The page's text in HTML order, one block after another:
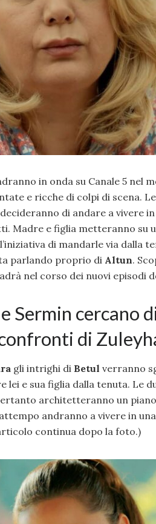
in onda su Canale 5 nel
e ricche di colpi di scena.
decideranno di andare a vivere
Madre e figlia metteranno su
di mandarle via dalla
parlando proprio di Altun.
nel corso dei nuovi episodi
Sermin cercano
di
gli intrighi di Betul verranno
lei e sua figlia dalla tenuta. Le
architetteranno un
andranno a vivere in
continua dopo la foto.)